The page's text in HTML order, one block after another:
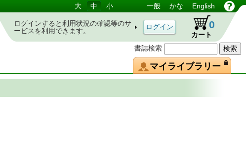
書誌検索
大 中 小 一般 かな English
ログインすると利用状況の確認等のサ
ービスを利用できます。
カート
0
マイライブラリー